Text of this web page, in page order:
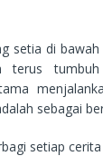
setia di bawah
tumbuh
sebagai
setiap cerita